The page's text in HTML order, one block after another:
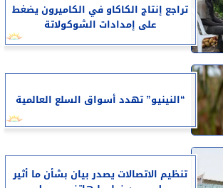
تراجع إنتاج الكاكاو في الكاميرون يضغط
على إمدادات الشوكولاتة
“النينيو” تهدد أسواق السلع العالمية
تنظيم الاتصالات يصدر بيان بشأن ما أثير